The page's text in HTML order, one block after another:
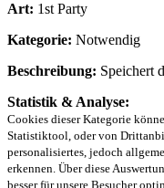
Art: 1st Party
Kategorie: Notwendig
Beschreibung: Speichert
Statistik & Analyse:
Cookies dieser Kategorie
Statistiktool, oder von
personalisiertes, jedoch
erkennen. Über diese
besser für unsere Besucher